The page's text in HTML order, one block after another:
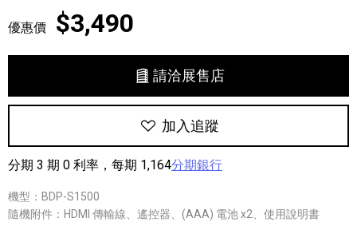
優惠價 $3,490
請洽展售店
加入追蹤
分期 3 期 0 利率，每期 1,164分期銀行
機型：BDP-S1500
隨機附件：HDMI 傳輸線、遙控器、(AAA) 電池 x2、使用說明書